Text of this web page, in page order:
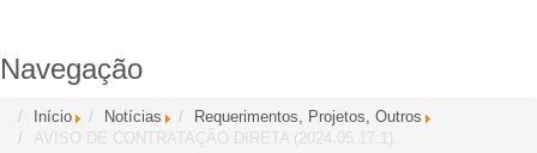
Navegação
Início Notícias
Requerimentos, Projetos, Outros
AVISO DE CONTRATAÇÃO DIRETA (2024.05.17.1).